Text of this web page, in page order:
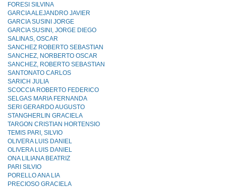
FORESI SILVINA
GARCIA ALEJANDRO JAVIER
GARCIA SUSINI JORGE
GARCIA SUSINI, JORGE DIEGO
SALINAS, OSCAR
SANCHEZ ROBERTO SEBASTIAN
SANCHEZ, NORBERTO OSCAR
SANCHEZ, ROBERTO SEBASTIAN
SANTONATO CARLOS
SARICH JULIA
SCOCCIA ROBERTO FEDERICO
SELGAS MARIA FERNANDA
SERI GERARDO AUGUSTO
STANGHERLIN GRACIELA
TARGON CRISTIAN HORTENSIO
TEMIS PARI, SILVIO
OLIVERA LUIS DANIEL
OLIVERA LUIS DANIEL
ONA LILIANA BEATRIZ
PARI SILVIO
PORELLO ANA LIA
PRECIOSO GRACIELA